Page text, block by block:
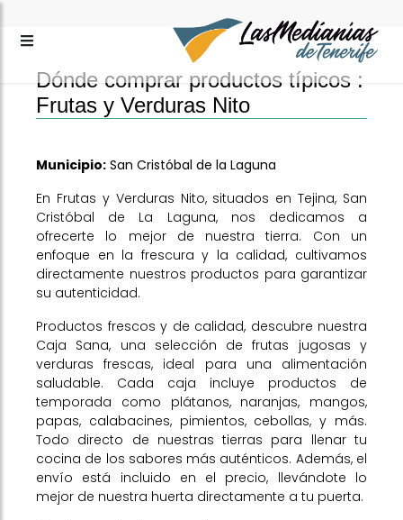
Dónde comprar productos típicos :
Frutas y Verduras Nito
Municipio: San Cristóbal de la Laguna
En Frutas y Verduras Nito, situados en Tejina, San
Cristóbal de La Laguna, nos dedicamos a
ofrecerte lo mejor de nuestra tierra. Con un
enfoque en la frescura y la calidad, cultivamos
directamente nuestros productos para garantizar
su autenticidad.
Productos frescos y de calidad, descubre nuestra
Caja Sana, una selección de frutas jugosas y
verduras frescas, ideal para una alimentación
saludable. Cada caja incluye productos de
temporada como plátanos, naranjas, mangos,
papas, calabacines, pimientos, cebollas, y más.
Todo directo de nuestras tierras para llenar tu
cocina de los sabores más auténticos. Además, el
envío está incluido en el precio, llevándote lo
mejor de nuestra huerta directamente a tu puerta.